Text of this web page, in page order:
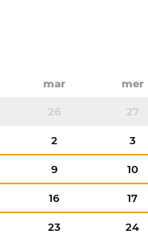
mar mer
26 27
2 3
9 10
16 17
23 24